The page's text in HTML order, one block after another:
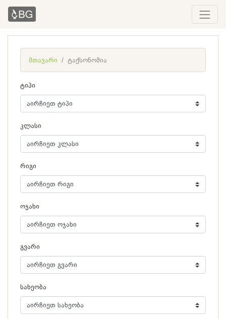
მთავარი ტაქსონომია
ტიპი
კლასი
რიგი
ოჯახი
გვარი
სახეობა